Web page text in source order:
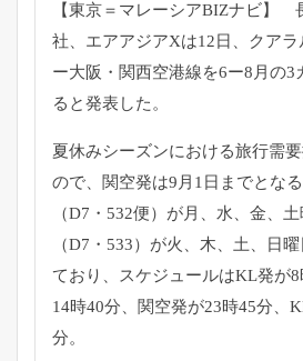
【東京＝マレーシアBIZナビ】
社、エアアジアXは12日、クアラ
ー大阪・関西空港線を6ー8月の3
ると発表した。
夏休みシーズンにおける旅行需
ので、 関空発は9月1日までとな
（D7・532便） が月、水、金、
（D7・533）が火、木、土、
日
ており、
スケジュールはKL発が
14時40分、 関空発が23時45分、
分。